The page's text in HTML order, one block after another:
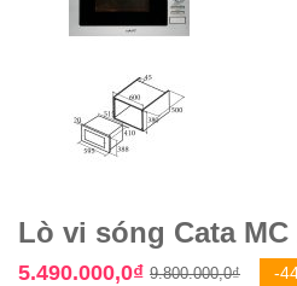
Lò vi sóng Cata MC
9.800.000,0₫Giá
5.490.000,0₫
Giá
-